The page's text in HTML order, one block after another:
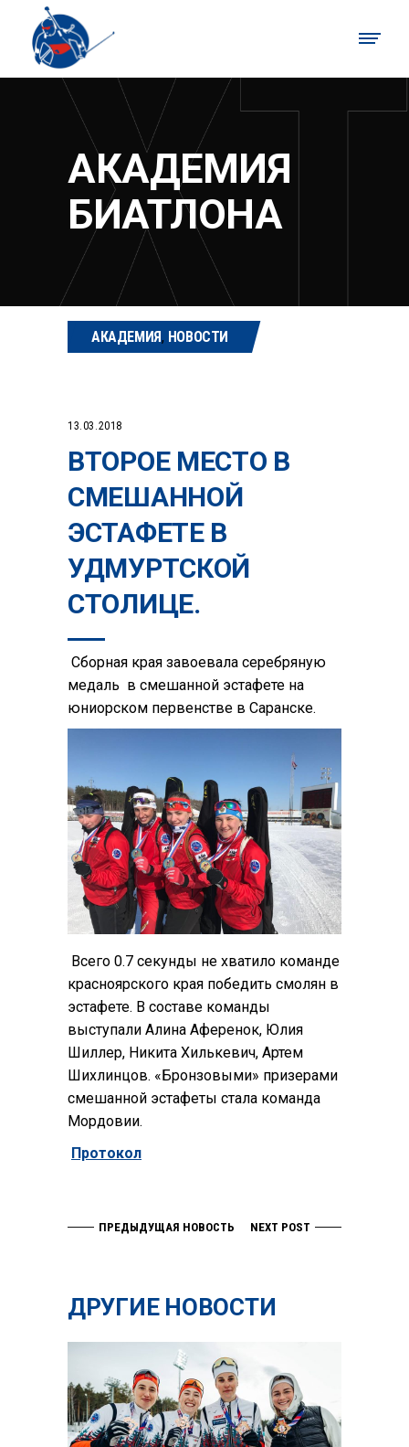
АКАДЕМИЯ
БИАТЛОНА
АКАДЕМИЯ, НОВОСТИ
13.03.2018
ВТОРОЕ МЕСТО В
СМЕШАННОЙ
ЭСТАФЕТЕ В
УДМУРТСКОЙ
СТОЛИЦЕ.
Сборная края завоевала серебряную
медаль в смешанной эстафете на
юниорском первенстве в Саранске.
Всего 0.7 секунды не хватило команде
красноярского края победить смолян в
эстафете. В составе команды
выступали Алина Аференок, Юлия
Шиллер, Никита Хилькевич, Артем
Шихлинцов. «Бронзовыми» призерами
смешанной эстафеты стала команда
Мордовии.
Протокол
ПРЕДЫДУЩАЯ НОВОСТЬ NEXT POST
ДРУГИЕ НОВОСТИ